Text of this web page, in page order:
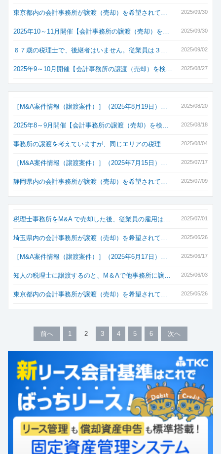
2025/09/30
東京都内の会計事務所が譲渡（売却）を希望されて…
2025/09/30
2025年10～11月開催【会計事務所の譲渡（売却）を…
2025/09/02
６７歳の税理士で、後継者はいません。従業員は３…
2025/08/27
2025年9～10月開催【会計事務所の譲渡（売却）を検…
2025/08/20
［M&A案件情報（譲渡案件）］（2025年8月19日）…
2025/08/18
2025年8～9月開催【会計事務所の譲渡（売却）を検…
2025/08/04
事務所の譲渡を考えていますが、同じエリアの税理…
2025/07/17
［M&A案件情報（譲渡案件）］（2025年7月15日）…
2025/07/09
静岡県内の会計事務所が譲渡（売却）を希望されて…
2025/07/01
税理士事務所をM&A で売却した後、従業員の雇用は…
2025/06/26
埼玉県内の会計事務所が譲渡（売却）を希望されて…
2025/06/17
［M&A案件情報（譲渡案件）］（2025年6月17日）…
2025/06/03
知人の税理士に譲渡するのと、M＆Aで他事務所に譲…
2025/05/26
東京都内の会計事務所が譲渡（売却）を希望されて…
前へ 1 2 3 4 5 6 次へ